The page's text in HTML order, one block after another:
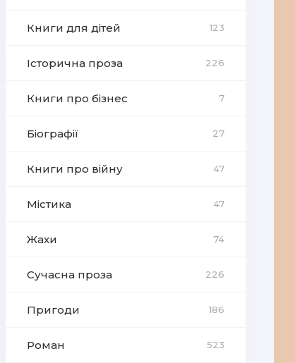
Книги для дітей 123
Історична проза 226
Книги про бізнес 7
Біографії 27
Книги про війну 47
Містика 47
Жахи 74
Сучасна проза 226
Пригоди 186
Роман 523